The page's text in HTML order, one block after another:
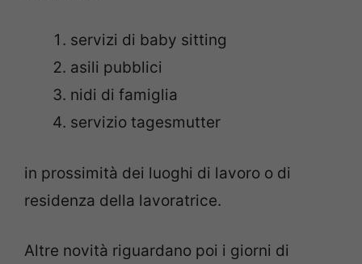
servizi di baby sitting
asili pubblici
nidi di famiglia
servizio tagesmutter
in prossimità dei luoghi di lavoro o di
residenza della lavoratrice.
Altre novità riguardano poi i giorni di